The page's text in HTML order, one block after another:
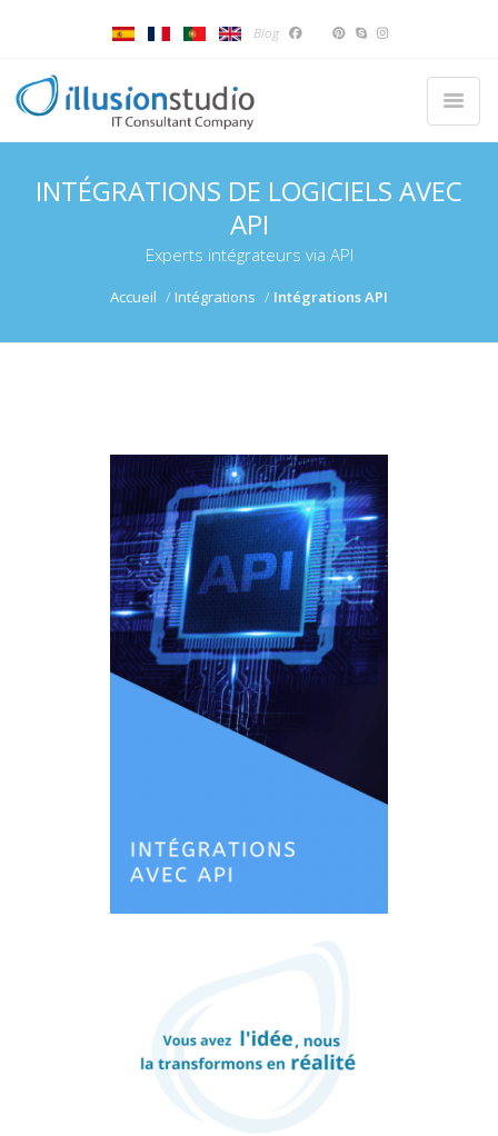
Blog
INTÉGRATIONS DE LOGICIELS AVEC
API
Experts intégrateurs via API
Accueil Intégrations Intégrations API